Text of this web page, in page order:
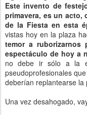
Este invento de
primavera, es un acto,
de la Fiesta en esta
vistas hoy en la plaza
temor a ruborizarnos
espectáculo de hoy a
no debe ir sólo a la
pseudoprofesionales
deberían replantearse la
Una vez desahogado,